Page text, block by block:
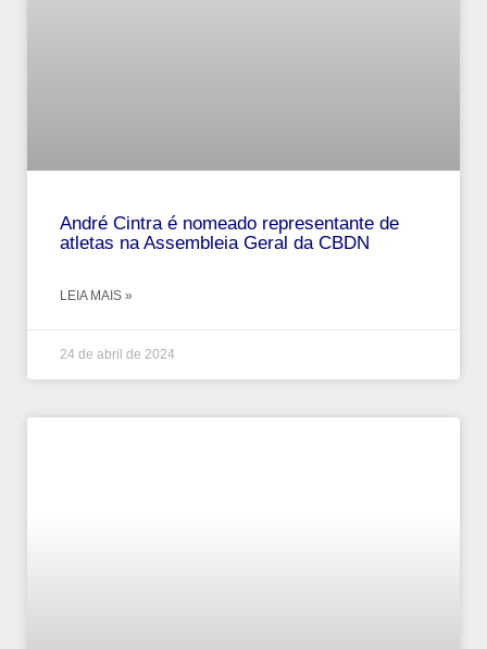
André‌ ‌Cintra‌ ‌é‌ ‌nomeado‌ ‌representante‌ ‌de‌
‌atletas‌ ‌na‌ ‌Assembleia‌ ‌Geral‌ ‌da‌ ‌CBDN‌
LEIA MAIS »
24 de abril de 2024